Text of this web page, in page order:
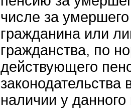
числе за
гражданина или
гражданства, по
действующего
законодательства
наличии у